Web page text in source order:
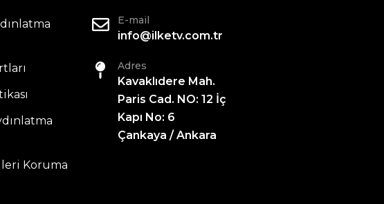
Koruma
E-mail
info@ilketv.com.tr
Adres
Kavaklıdere Mah.
Paris Cad. NO: 12 İç
Kapı No: 6
Çankaya / Ankara